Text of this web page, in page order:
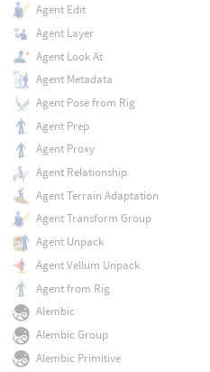
Agent Edit
Agent Layer
Agent Look At
Agent Metadata
Agent Pose from Rig
Agent Prep
Agent Proxy
Agent Relationship
Agent Terrain Adaptation
Agent Transform Group
Agent Unpack
Agent Vellum Unpack
Agent from Rig
Alembic
Alembic Group
Alembic Primitive